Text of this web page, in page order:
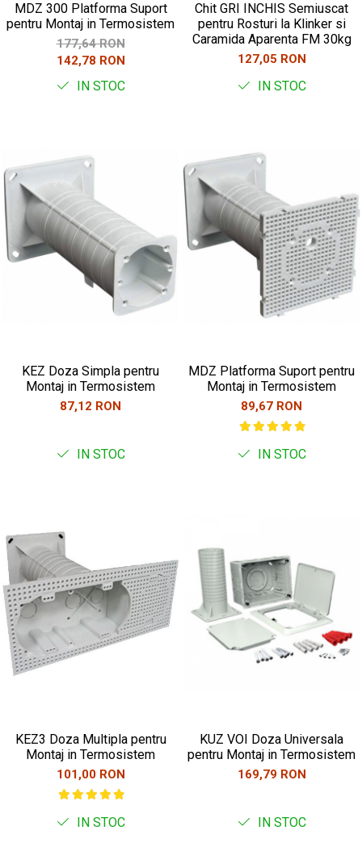
MDZ 300 Platforma Suport
pentru Montaj in Termosistem
177,64 RON
142,78 RON
IN STOC
Chit GRI INCHIS Semiuscat
pentru Rosturi la Klinker si
Caramida Aparenta FM 30kg
127,05 RON
IN STOC
KEZ Doza Simpla pentru
Montaj in Termosistem
87,12 RON
IN STOC
MDZ Platforma Suport pentru
Montaj in Termosistem
89,67 RON
IN STOC
KEZ3 Doza Multipla pentru
Montaj in Termosistem
101,00 RON
IN STOC
KUZ VOI Doza Universala
pentru Montaj in Termosistem
169,79 RON
IN STOC